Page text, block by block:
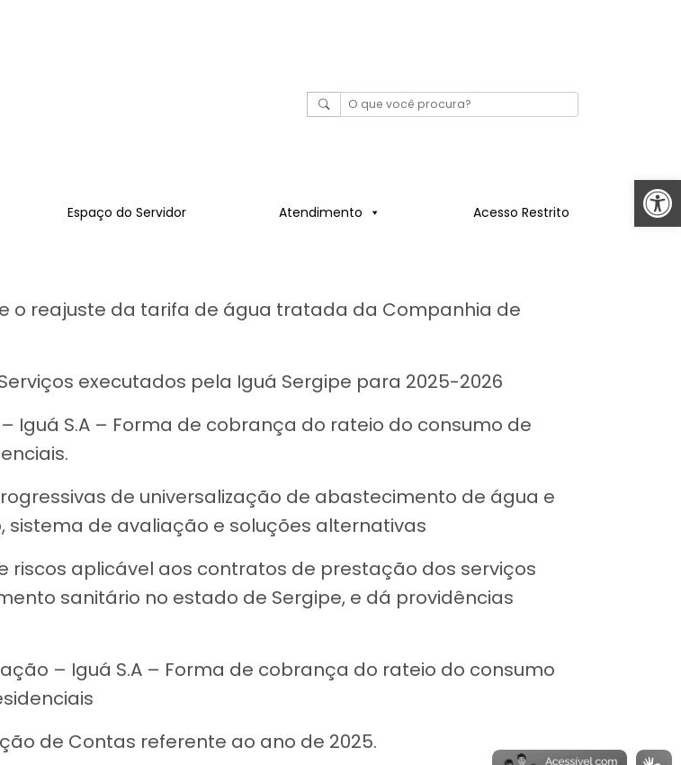
Abrir
Espaço do Servidor Atendimento Acesso Restrito
o reajuste da tarifa de água tratada da Companhia de
executados pela Iguá Sergipe para 2025-2026
Iguá S.A – Forma de cobrança do rateio do consumo de
de universalização de abastecimento de água e
de avaliação e soluções alternativas
riscos aplicável aos contratos de prestação dos serviços
sanitário no estado de Sergipe, e dá providências
– Iguá S.A – Forma de cobrança do rateio do consumo
de Contas referente ao ano de 2025.